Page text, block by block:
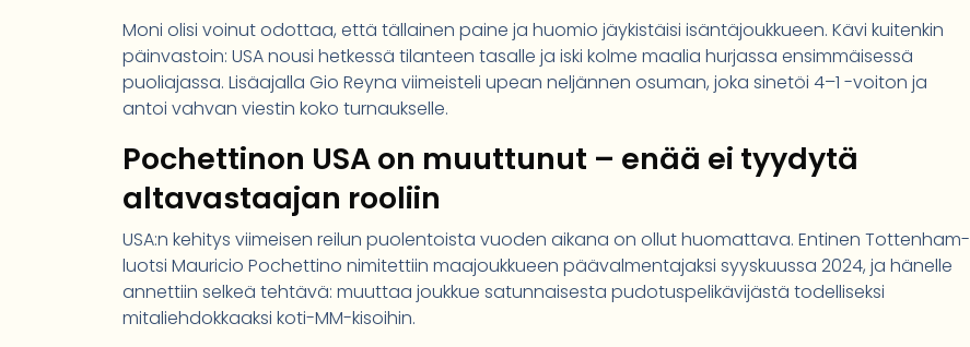
Moni olisi voinut odottaa, että tällainen paine ja huomio jäykistäisi isäntäjoukkueen. Kävi kuitenkin
päinvastoin: USA nousi hetkessä tilanteen tasalle ja iski kolme maalia hurjassa ensimmäisessä
puoliajassa. Lisäajalla Gio Reyna viimeisteli upean neljännen osuman, joka sinetöi 4–1 -voiton ja
antoi vahvan viestin koko turnaukselle.
Pochettinon USA on muuttunut – enää ei tyydytä
altavastaajan rooliin
USA:n kehitys viimeisen reilun puolentoista vuoden aikana on ollut huomattava. Entinen Tottenham-
luotsi Mauricio Pochettino nimitettiin maajoukkueen päävalmentajaksi syyskuussa 2024, ja hänelle
annettiin selkeä tehtävä: muuttaa joukkue satunnaisesta pudotuspelikävijästä todelliseksi
mitaliehdokkaaksi koti-MM-kisoihin.